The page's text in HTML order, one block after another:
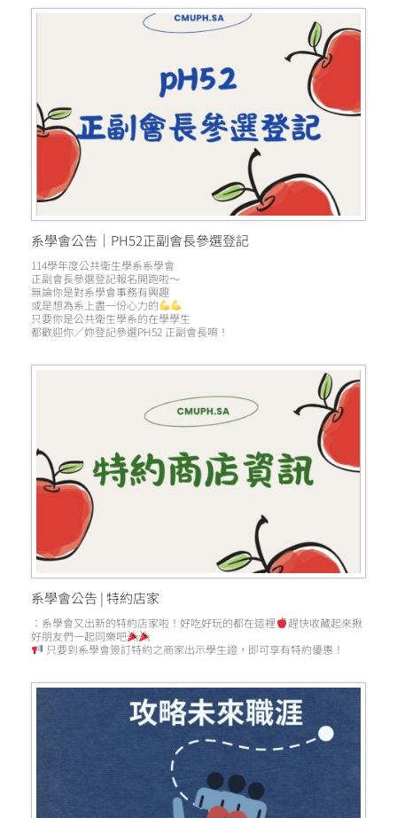
系學會公告｜PH52正副會長參選登記
114學年度公共衛生學系系學會
正副會長參選登記報名開跑啦～
無論你是對系學會事務有興趣
或是想為系上盡一份心力的
只要你是公共衛生學系的在學學生
都歡迎你／妳登記參選PH52 正副會長唷！
系學會公告 | 特約店家
：系學會又出新的特約店家啦！好吃好玩的都在這裡
趕快收藏起來揪
好朋友們一起同樂吧
只要到系學會簽訂特約之商家出示學生證，即可享有特約優惠！